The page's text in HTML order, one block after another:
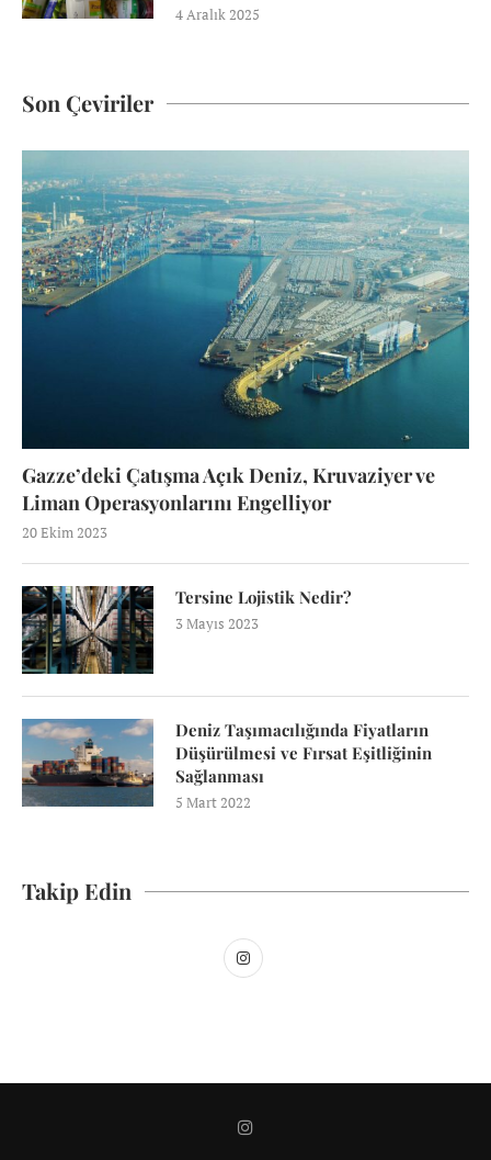
4 Aralık 2025
Son Çeviriler
Gazze’deki Çatışma Açık Deniz, Kruvaziyer ve
Liman Operasyonlarını Engelliyor
20 Ekim 2023
Tersine Lojistik Nedir?
3 Mayıs 2023
Deniz Taşımacılığında Fiyatların
Düşürülmesi ve Fırsat Eşitliğinin
Sağlanması
5 Mart 2022
Takip Edin